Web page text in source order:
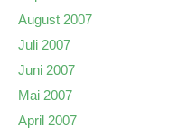
August 2007
Juli 2007
Juni 2007
Mai 2007
April 2007